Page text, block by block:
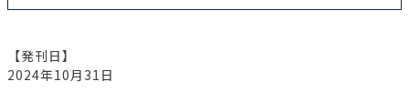
【発刊日】
2024年10月31日